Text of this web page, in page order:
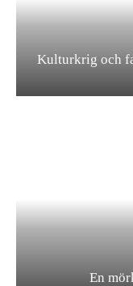
Kulturkrig och
En